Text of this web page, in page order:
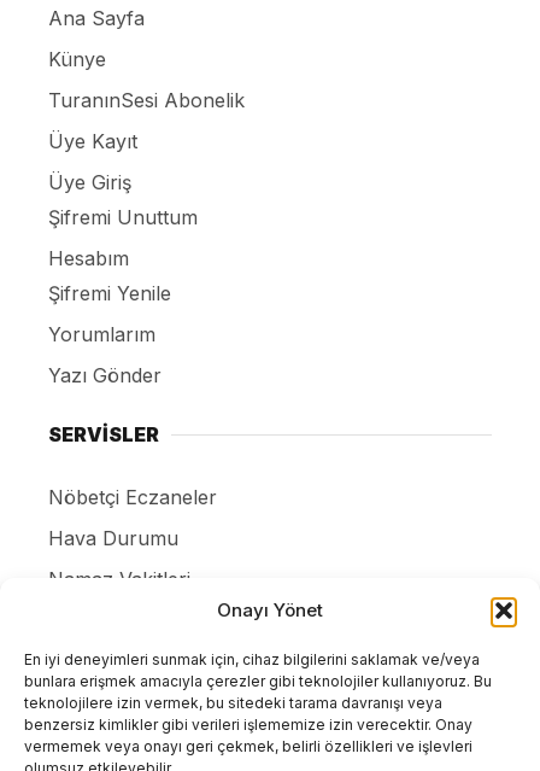
Onayı Yönet
En iyi deneyimleri sunmak için, cihaz bilgilerini saklamak ve/veya
bunlara erişmek amacıyla çerezler gibi teknolojiler kullanıyoruz. Bu
teknolojilere izin vermek, bu sitedeki tarama davranışı veya
benzersiz kimlikler gibi verileri işlememize izin verecektir. Onay
vermemek veya onayı geri çekmek, belirli özellikleri ve işlevleri
Ana Sayfa
Künye
TuranınSesi Abonelik
Üye Kayıt
Üye Giriş
Şifremi Unuttum
Hesabım
Şifremi Yenile
Yorumlarım
Yazı Gönder
SERVİSLER
Nöbetçi Eczaneler
Hava Durumu
Namaz Vakitleri
Puan Durumları
Resmi ilanlar
Gizlilik Politikası